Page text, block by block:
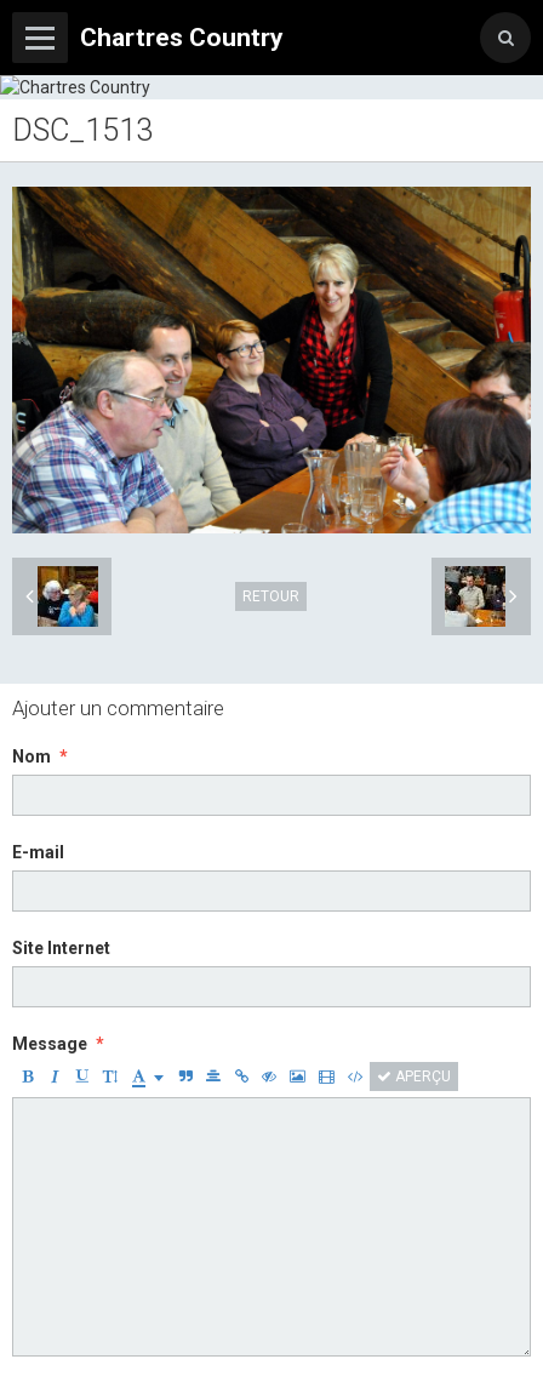
Chartres Country
DSC_1513
RETOUR
Ajouter un commentaire
Nom
E-mail
Site Internet
Message
APERÇU